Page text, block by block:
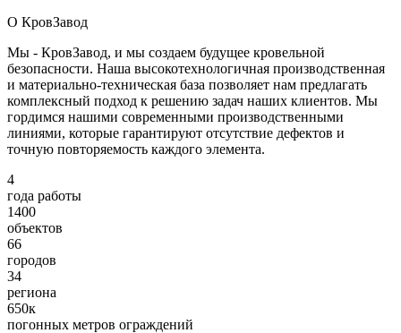
О КровЗавод
Мы - КровЗавод, и мы создаем будущее кровельной
безопасности. Наша высокотехнологичная производственная
и материально-техническая база позволяет нам предлагать
комплексный подход к решению задач наших клиентов. Мы
гордимся нашими современными производственными
линиями, которые гарантируют отсутствие дефектов и
точную повторяемость каждого элемента.
4
года работы
1400
объектов
66
городов
34
региона
650к
погонных метров ограждений